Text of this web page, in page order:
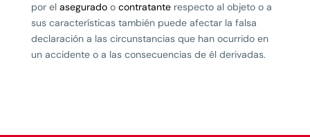
por el aseguradoo contratanterespecto al objeto o a
sus características también puede afectar la falsa
declaración a las circunstancias que han ocurrido en
un accidente o a las consecuencias de él derivadas.